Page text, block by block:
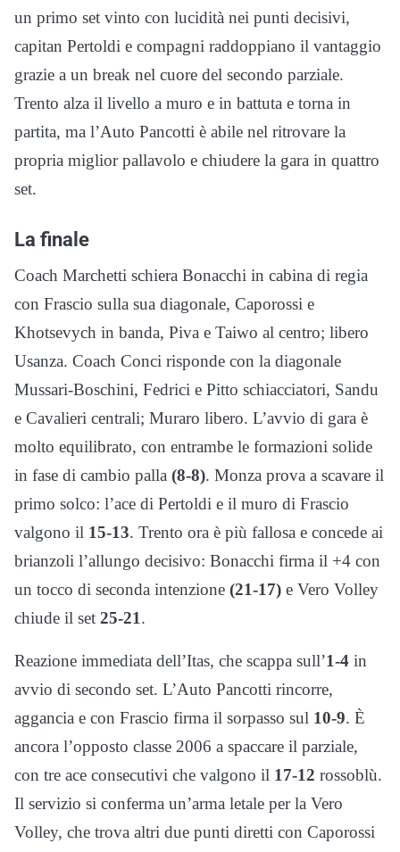
un primo set vinto con lucidità nei punti decisivi,
capitan Pertoldi e compagni raddoppiano il vantaggio
grazie a un break nel cuore del secondo parziale.
Trento alza il livello a muro e in battuta e torna in
partita, ma l’Auto Pancotti è abile nel ritrovare la
propria miglior pallavolo e chiudere la gara in quattro
set.
La finale
Coach Marchetti schiera Bonacchi in cabina di regia
con Frascio sulla sua diagonale, Caporossi e
Khotsevych in banda, Piva e Taiwo al centro; libero
Usanza. Coach Conci risponde con la diagonale
Mussari-Boschini, Fedrici e Pitto schiacciatori, Sandu
e Cavalieri centrali; Muraro libero. L’avvio di gara è
molto equilibrato, con entrambe le formazioni solide
in fase di cambio palla (8-8). Monza prova a scavare il
primo solco: l’ace di Pertoldi e il muro di Frascio
valgono il 15-13. Trento ora è più fallosa e concede ai
brianzoli l’allungo decisivo: Bonacchi firma il +4 con
un tocco di seconda intenzione (21-17) e Vero Volley
chiude il set 25-21.
Reazione immediata dell’Itas, che scappa sull’1-4 in
avvio di secondo set. L’Auto Pancotti rincorre,
aggancia e con Frascio firma il sorpasso sul 10-9. È
ancora l’opposto classe 2006 a spaccare il parziale,
con tre ace consecutivi che valgono il 17-12 rossoblù.
Il servizio si conferma un’arma letale per la Vero
Volley, che trova altri due punti diretti con Caporossi